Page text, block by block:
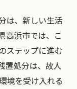
は、新しい生活
高浜市では、こ
ステップに進む
置処分は、故人
境を受け入れる